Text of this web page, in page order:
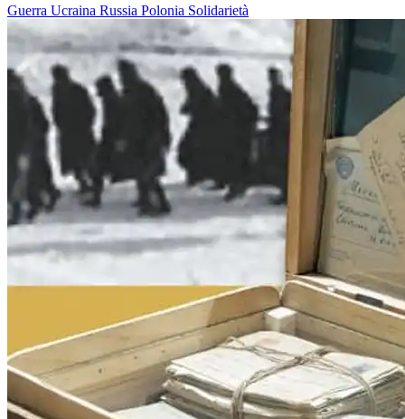
Guerra Ucraina Russia Polonia Solidarietà